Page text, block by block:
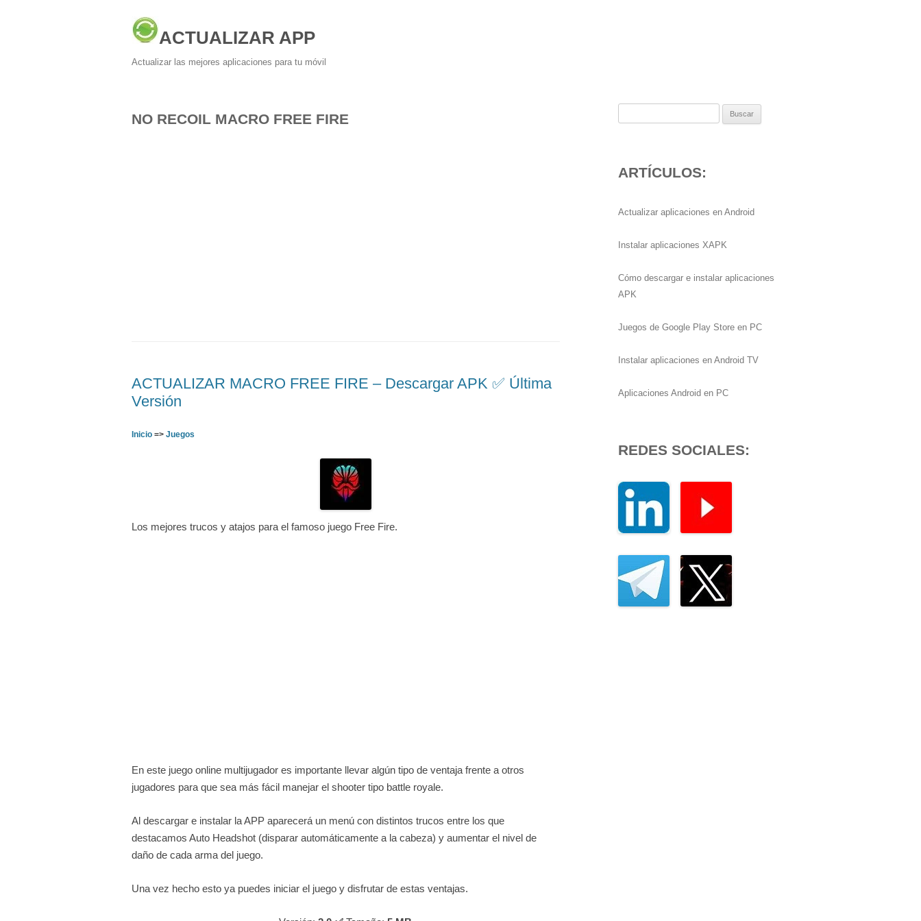
ACTUALIZAR APP
Actualizar las mejores aplicaciones para tu móvil
NO RECOIL MACRO FREE FIRE
ACTUALIZAR MACRO FREE FIRE – Descargar APK ✅️ Última
Versión
Inicio => Juegos
Los mejores trucos y atajos para el famoso juego Free Fire.
En este juego online multijugador es importante llevar algún tipo de ventaja frente a otros
jugadores para que sea más fácil manejar el shooter tipo battle royale.
Al descargar e instalar la APP aparecerá un menú con distintos trucos entre los que
destacamos Auto Headshot (disparar automáticamente a la cabeza) y aumentar el nivel de
daño de cada arma del juego.
Una vez hecho esto ya puedes iniciar el juego y disfrutar de estas ventajas.
ARTÍCULOS:
Actualizar aplicaciones en Android
Instalar aplicaciones XAPK
Cómo descargar e instalar aplicaciones
APK
Juegos de Google Play Store en PC
Instalar aplicaciones en Android TV
Aplicaciones Android en PC
REDES SOCIALES: